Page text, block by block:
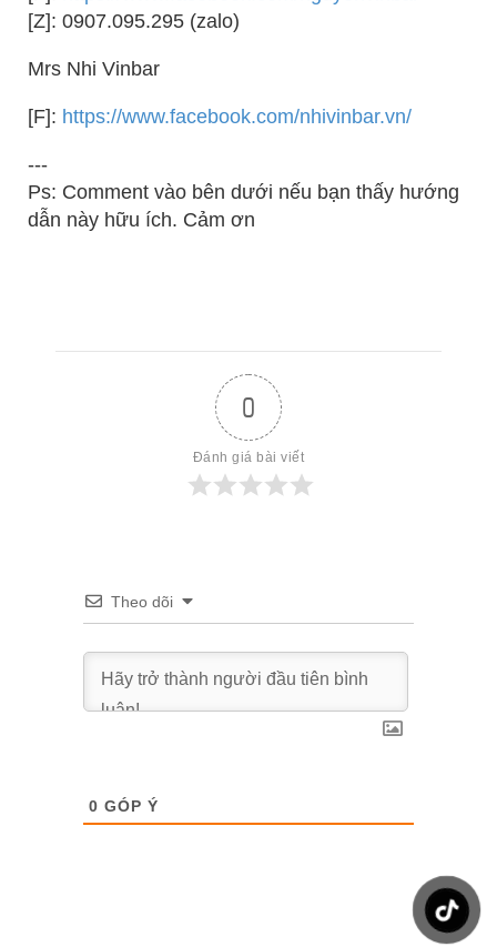
[Z]: 0907.095.295 (zalo)
Mrs Nhi Vinbar
[F]: https://www.facebook.com/nhivinbar.vn/
---
Ps: Comment vào bên dưới nếu bạn thấy hướng
dẫn này hữu ích. Cảm ơn
0
Đánh giá bài viết
Theo dõi
0 GÓP Ý